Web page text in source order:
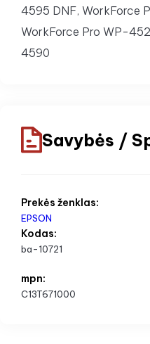
4595 DNF, WorkForce
WorkForce Pro WP-
4590
Savybės /
Prekės ženklas:
EPSON
Kodas:
ba-10721
mpn:
C13T671000